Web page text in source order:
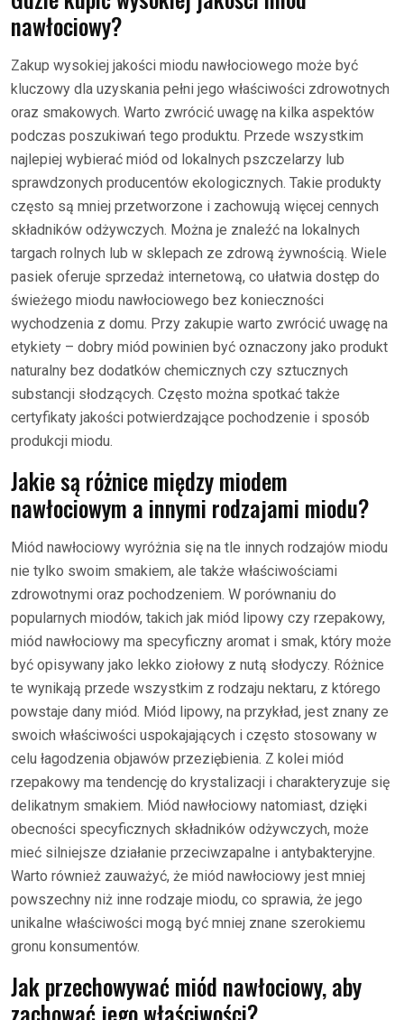
nawłociowy?
Zakup wysokiej jakości miodu nawłociowego może być
kluczowy dla uzyskania pełni jego właściwości zdrowotnych
oraz smakowych. Warto zwrócić uwagę na kilka aspektów
podczas poszukiwań tego produktu. Przede wszystkim
najlepiej wybierać miód od lokalnych pszczelarzy lub
sprawdzonych producentów ekologicznych. Takie produkty
często są mniej przetworzone i zachowują więcej cennych
składników odżywczych. Można je znaleźć na lokalnych
targach rolnych lub w sklepach ze zdrową żywnością. Wiele
pasiek oferuje sprzedaż internetową, co ułatwia dostęp do
świeżego miodu nawłociowego bez konieczności
wychodzenia z domu. Przy zakupie warto zwrócić uwagę na
etykiety – dobry miód powinien być oznaczony jako produkt
naturalny bez dodatków chemicznych czy sztucznych
substancji słodzących. Często można spotkać także
certyfikaty jakości potwierdzające pochodzenie i sposób
produkcji miodu.
Jakie są różnice między miodem
nawłociowym a innymi rodzajami miodu?
Miód nawłociowy wyróżnia się na tle innych rodzajów miodu
nie tylko swoim smakiem, ale także właściwościami
zdrowotnymi oraz pochodzeniem. W porównaniu do
popularnych miodów, takich jak miód lipowy czy rzepakowy,
miód nawłociowy ma specyficzny aromat i smak, który może
być opisywany jako lekko ziołowy z nutą słodyczy. Różnice
te wynikają przede wszystkim z rodzaju nektaru, z którego
powstaje dany miód. Miód lipowy, na przykład, jest znany ze
swoich właściwości uspokajających i często stosowany w
celu łagodzenia objawów przeziębienia. Z kolei miód
rzepakowy ma tendencję do krystalizacji i charakteryzuje się
delikatnym smakiem. Miód nawłociowy natomiast, dzięki
obecności specyficznych składników odżywczych, może
mieć silniejsze działanie przeciwzapalne i antybakteryjne.
Warto również zauważyć, że miód nawłociowy jest mniej
powszechny niż inne rodzaje miodu, co sprawia, że jego
unikalne właściwości mogą być mniej znane szerokiemu
gronu konsumentów.
Jak przechowywać miód nawłociowy, aby
zachować jego właściwości?